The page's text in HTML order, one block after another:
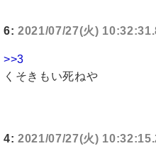
6: 2021/07/27(火)
>>3
くそきもい死ねや
4: 2021/07/27(火)